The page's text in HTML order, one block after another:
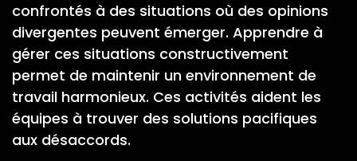
confrontés à des situations où des opinions
divergentes peuvent émerger. Apprendre à
gérer ces situations constructivement
permet de maintenir un environnement de
travail harmonieux. Ces activités aident les
équipes à trouver des solutions pacifiques
aux désaccords.